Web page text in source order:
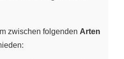
zwischen folgenden Arten